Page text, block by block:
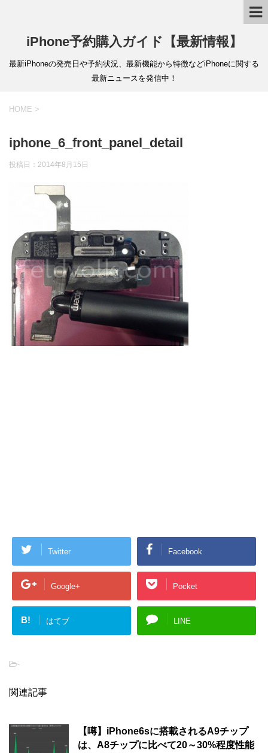
iPhone予約購入ガイド【最新情報】
最新iPhoneの発売日や予約状況、最新機能から特徴などiPhoneに関する
最新ニュースを発信中！
HOME >
iphone_6_front_panel_detail
投稿日： 2014年8月15日
Twitter Facebook
Google+ Pocket
B! はてブ LINE
-
関連記事
【噂】iPhone6sに搭載されるA9チップ
は、A8チップに比べて20～30%程度性能